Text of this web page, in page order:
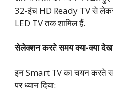
32-इंच HD Ready TV से
LED TV तक शामिल हैं.
सेलेक्शन करते समय क्या-क्या
इन Smart TV का चयन करते
पर ध्यान दिया: